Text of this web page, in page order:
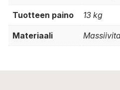
Tuotteen paino 13 kg
Materiaali